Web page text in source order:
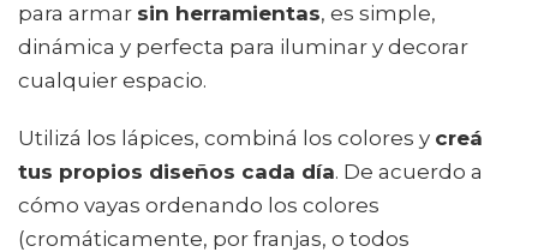
para armar sin herramientas, es simple,
dinámica y perfecta para iluminar y decorar
cualquier espacio.
Utilizá los lápices, combiná los colores y creá
tus propios diseños cada día. De acuerdo a
cómo vayas ordenando los colores
(cromáticamente, por franjas, o todos